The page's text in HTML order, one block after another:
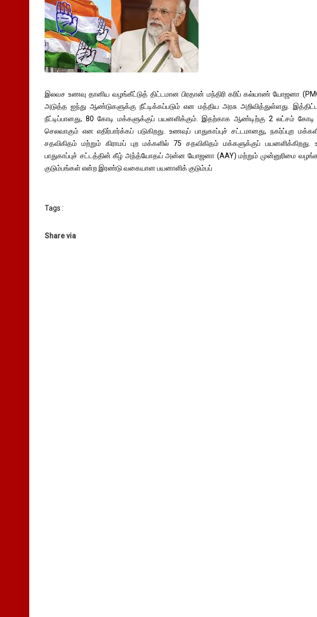
இலவச உணவு தானிய வழங்கீட்டுத் திட்டமான பிரதான் மந்திரி கரிப் கல்யாண் யோஜனா
அடுத்த ஐந்து ஆண்டுகளுக்கு நீட்டிக்கப்படும் என மத்திய அரசு அறிவித்துள்ளது.
நீட்டிப்பானது, 80 கோடி மக்களுக்குப் பயனளிக்கும். இதற்காக ஆண்டிற்கு 2 லட்சம் கோடி
செலவாகும் என எதிர்பார்க்கப் படுகிறது. உணவுப் பாதுகாப்புச் சட்டமானது, நகர்ப்புற
சதவிகிதம் மற்றும் கிராமப் புற மக்களில் 75 சதவிகிதம் மக்களுக்குப் பயனளிக்கிறது.
பாதுகாப்புச் சட்டத்தின் கீழ் அந்த்யோதய் அன்ன யோஜனா (AAY) மற்றும் முன்னுரிமை
குடும்பங்கள் என்ற இரண்டு வகையான பயனாளிக் குடும்பப்
Tags :
Share via